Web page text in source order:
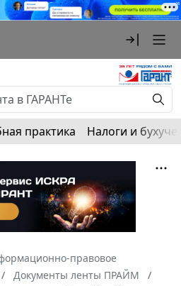
практика Налоги и
правовое
Документы ленты ПРАЙМ